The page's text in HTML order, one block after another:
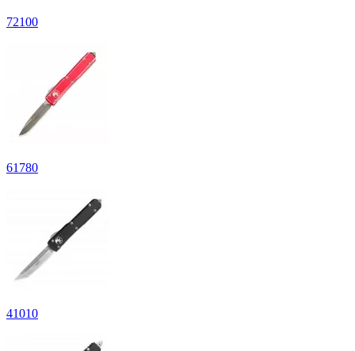
72100
61 780
41010